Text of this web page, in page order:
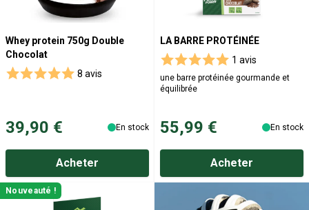
Whey protein 750g Double
Chocolat
8 avis
39,90 € En stock
Acheter
LA BARRE PROTÉINÉE
1 avis
une barre protéinée gourmande et
équilibrée
55,99 € En stock
Acheter
Nouveauté !